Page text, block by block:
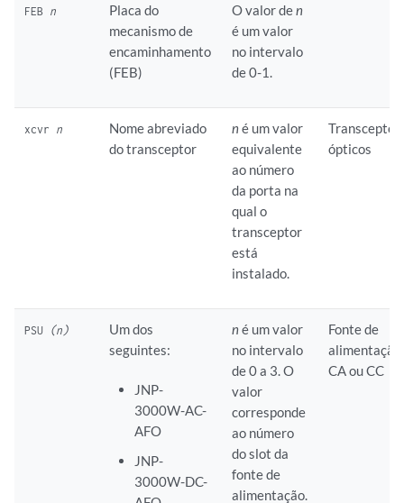
FEB n
Placa do
mecanismo de
encaminhamento
(FEB)
O valor den
é um valor
no intervalo
de 0-1.
xcvr n
Nome abreviado
do transceptor
né um valor
equivalente
ao número
da porta na
qual o
transceptor
está
instalado.
ópticos
PSU (n)
Um dos
seguintes:
JNP-
3000W-AC-
AFO
JNP-
3000W-DC-
né um valor
no intervalo
de 0 a 3. O
valor
corresponde
ao número
do slot da
fonte de
alimentação.
Fonte de
alimentação
CA ou CC